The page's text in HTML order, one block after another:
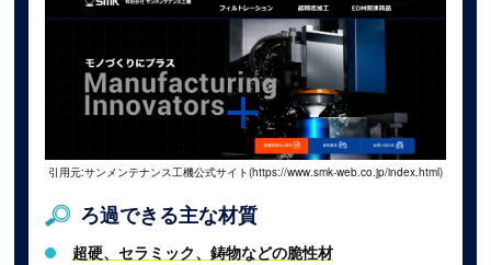
引用元:サンメンテナンス工機公式サイト(https://www.smk-web.co.jp/index.html)
ろ過できる主な材質
超硬、セラミック、鋳物などの脆性材